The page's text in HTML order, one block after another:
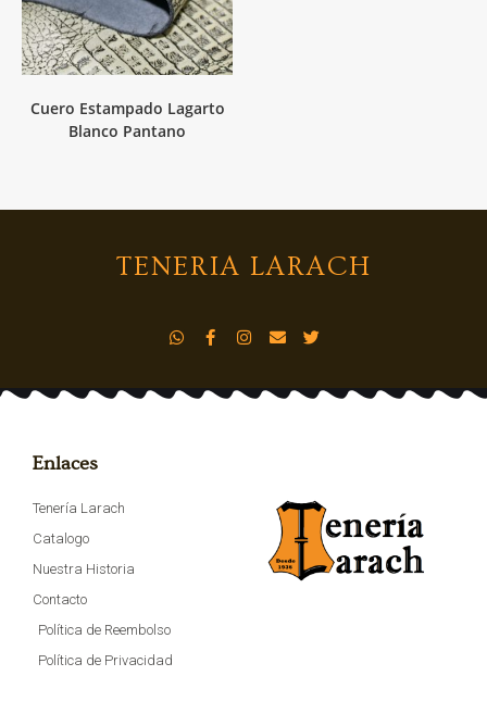
Cuero Estampado Lagarto
Blanco Pantano
TENERIA LARACH
Enlaces
Tenería Larach
Catalogo
Nuestra Historia
Contacto
Política de Reembolso
Política de Privacidad